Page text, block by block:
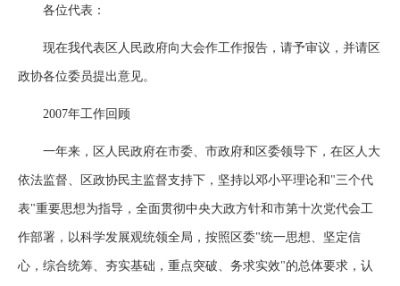
各位代表：
现在我代表区人民政府向大会作工作报告，请予审议，并请区
政协各位委员提出意见。
2007年工作回顾
一年来，区人民政府在市委、市政府和区委领导下，在区人大
依法监督、区政协民主监督支持下，坚持以邓小平理论和"三个代
表"重要思想为指导，全面贯彻中央大政方针和市第十次党代会工
作部署，以科学发展观统领全局，按照区委"统一思想、坚定信
心，综合统筹、夯实基础，重点突破、务求实效"的总体要求，认